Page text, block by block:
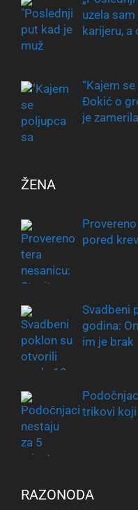
uzela
karijeru, a
“Kajem
Đokić o
je
ŽENA
pored
Svadbeni
godina:
im je brak
trikovi koji
RAZONODA